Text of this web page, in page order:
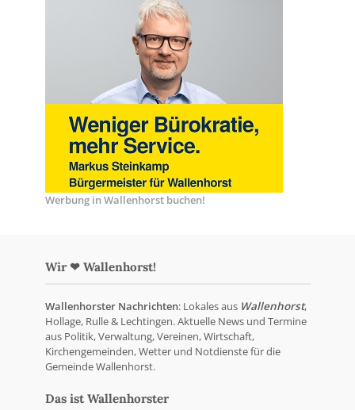
Werbung in Wallenhorst buchen!
Wir ❤ Wallenhorst!
Wallenhorster Nachrichten: Lokales aus Wallenhorst,
Hollage, Rulle & Lechtingen. Aktuelle News und Termine
aus Politik, Verwaltung, Vereinen, Wirtschaft,
Kirchengemeinden, Wetter und Notdienste für die
Gemeinde Wallenhorst.
Das ist Wallenhorster